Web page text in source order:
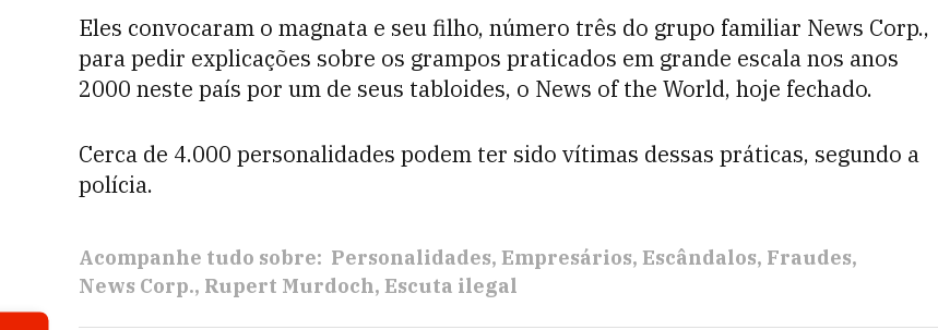
Eles convocaram o magnata e seu filho, número três do grupo familiar News Corp.,
para pedir explicações sobre os grampos praticados em grande escala nos anos
2000 neste país por um de seus tabloides, o News of the World, hoje fechado.
Cerca de 4.000 personalidades podem ter sido vítimas dessas práticas, segundo a
polícia.
Acompanhe tudo sobre: Personalidades Empresários Escândalos Fraudes
News Corp. Rupert Murdoch Escuta ilegal